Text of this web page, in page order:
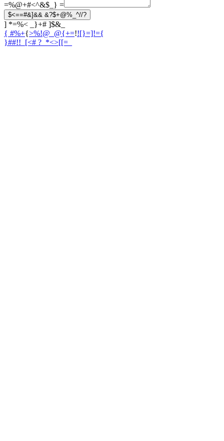
=%@+#<^&$_} =
$<==#&]&& &?$+@%_^//?
] *=%< _}+# ]$&_
{ #%+{>%!@_@{+=!![}=]!={
}##!!_[<# ?_*<>[[=_